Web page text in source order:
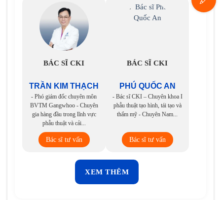
BÁC SĨ CKI
TRẦN KIM THẠCH
- Phó giám đốc chuyên môn
BVTM Gangwhoo - Chuyên
gia hàng đầu trong lĩnh vực
phẫu thuật và cải...
Bác sĩ tư vấn
BÁC SĨ CKI
PHÚ QUỐC AN
- Bác sĩ CKI – Chuyên khoa I
phẫu thuật tạo hình, tái tạo và
thẩm mỹ - Chuyên Nam...
Bác sĩ tư vấn
XEM THÊM